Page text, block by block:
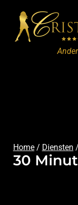
Home / Diensten /
30